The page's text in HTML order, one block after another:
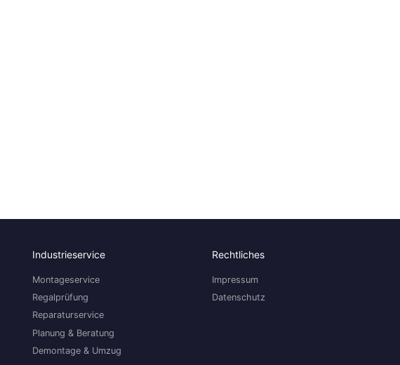
Industrieservice
Montageservice
Regalprüfung
Reparaturservice
Planung & Beratung
Demontage & Umzug
Rechtliches
Impressum
Datenschutz